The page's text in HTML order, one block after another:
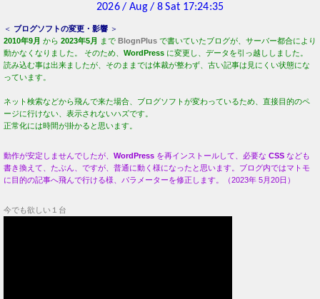
＜ ブログソフトの変更・影響 ＞
2010年9月 から 2023年5月 まで BlognPlus で書いていたブログが、サーバー都合により
動かなくなりました。 そのため、 WordPress に変更し、データを引っ越ししました。
読み込む事は出来ましたが、そのままでは体裁が整わず、古い記事は見にくい状態にな
っています。
ネット検索などから飛んで来た場合、ブログソフトが変わっているため、直接目的のペ
ージに行けない、表示されないハズです。
正常化には時間が掛かると思います。
動作が安定しませんでしたが、 WordPress を再インストールして、必要な CSS なども
書き換えて、たぶん、ですが、普通に動く様になったと思います。ブログ内ではマトモ
に目的の記事へ飛んで行ける様、パラメーターを修正します。（2023年 5月20日）
今でも欲しい１台